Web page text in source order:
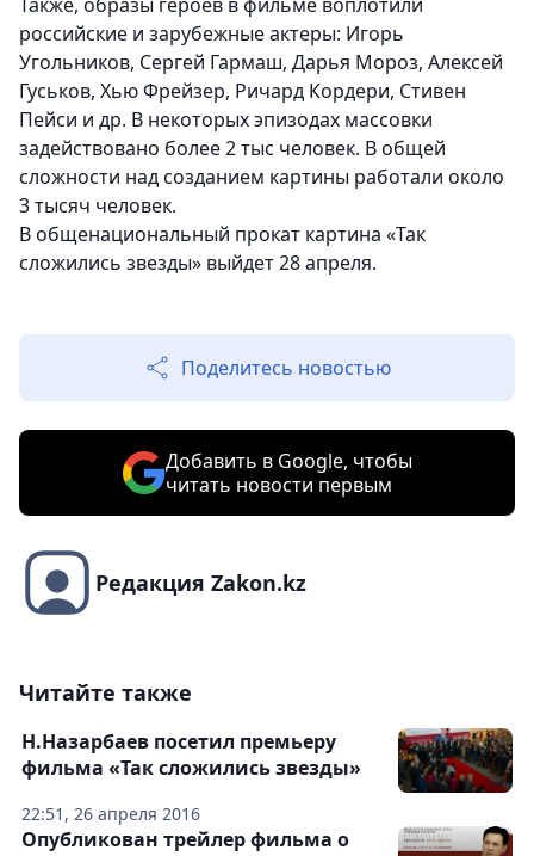
российские и зарубежные актеры: Игорь
Угольников, Сергей Гармаш, Дарья Мороз, Алексей
Гуськов, Хью Фрейзер, Ричард Кордери, Стивен
Пейси и др. В некоторых эпизодах массовки
задействовано более 2 тыс человек. В общей
сложности над созданием картины работали около
3 тысяч человек.
В общенациональный прокат картина «Так
сложились звезды» выйдет 28 апреля.
Поделитесь новостью
Добавить в Google, чтобы
читать новости первым
Редакция Zakon.kz
Читайте также
22:51, 26 апреля 2016
Н.Назарбаев посетил премьеру
фильма «Так сложились звезды»
Опубликован трейлер фильма о